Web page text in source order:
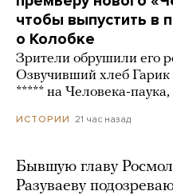
чтобы выпустить в
о Колобке
Зрители обрушили его
Озвучивший хлеб
***** на Человека-
ИСТОРИИ 21 час назад
Бывшую главу
Разуваеву